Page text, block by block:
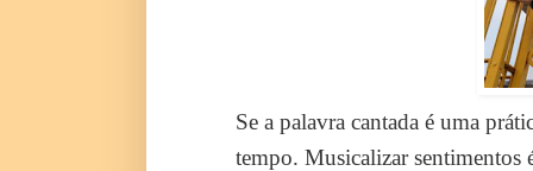
Se a palavra cantada é uma
tempo. Musicalizar sentimentos